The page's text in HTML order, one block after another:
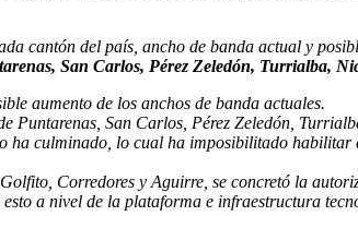
cantón del país, ancho de banda actual y
San Carlos, Pérez Zeledón, Turrialba,
aumento de los anchos de banda actuales.
Puntarenas, San Carlos, Pérez Zeledón,
ha culminado, lo cual ha imposibilitado habilitar
Corredores y Aguirre, se concretó la
a nivel de la plataforma e infraestructura